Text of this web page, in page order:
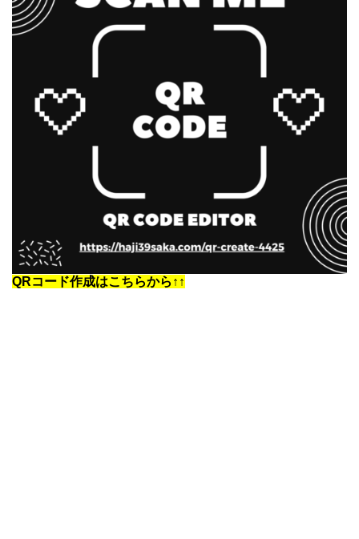
QRコード作成はこちらから↑↑